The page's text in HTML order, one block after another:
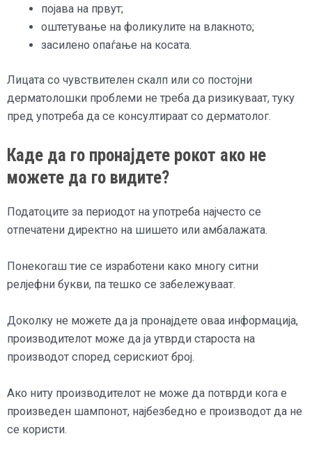
појава на првут;
оштетување на фоликулите на влакното;
засилено опаѓање на косата.
Лицата со чувствителен скалп или со постојни
дерматолошки проблеми не треба да ризикуваат, туку
пред употреба да се консултираат со дерматолог.
Каде да го пронајдете рокот ако не
можете да го видите?
Податоците за периодот на употреба најчесто се
отпечатени директно на шишето или амбалажата.
Понекогаш тие се изработени како многу ситни
релјефни букви, па тешко се забележуваат.
Доколку не можете да ја пронајдете оваа информација,
производителот може да ја утврди староста на
производот според серискиот број.
Ако ниту производителот не може да потврди кога е
произведен шампонот, најбезбедно е производот да не
се користи.